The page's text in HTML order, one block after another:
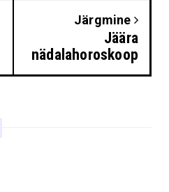
Järgmine
Jäära
nädalahoroskoop